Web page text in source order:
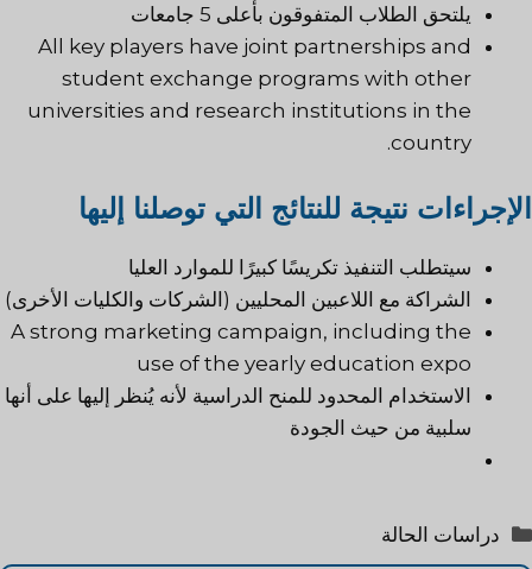
يلتحق الطلاب المتفوقون بأعلى 5 جامعات
All key players have joint partnerships and
student exchange programs with other
universities and research institutions in the
country.
الإجراءات نتيجة للنتائج التي توصلنا إليها
سيتطلب التنفيذ تكريسًا كبيرًا للموارد العليا
الشراكة مع اللاعبين المحليين (الشركات والكليات الأخرى)
A strong marketing campaign, including the
use of the yearly education expo
الاستخدام المحدود للمنح الدراسية لأنه يُنظر إليها على أنها
سلبية من حيث الجودة
التصنيفات
دراسات الحالة